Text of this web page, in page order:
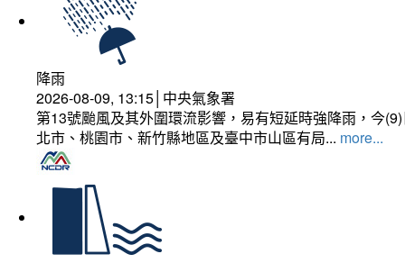
降雨
2026-08-09, 13:15│中央氣象署
第13號颱風及其外圍環流影響，易有短延時強降雨，今
北市、桃園市、新竹縣地區及臺中市山區有局... more...